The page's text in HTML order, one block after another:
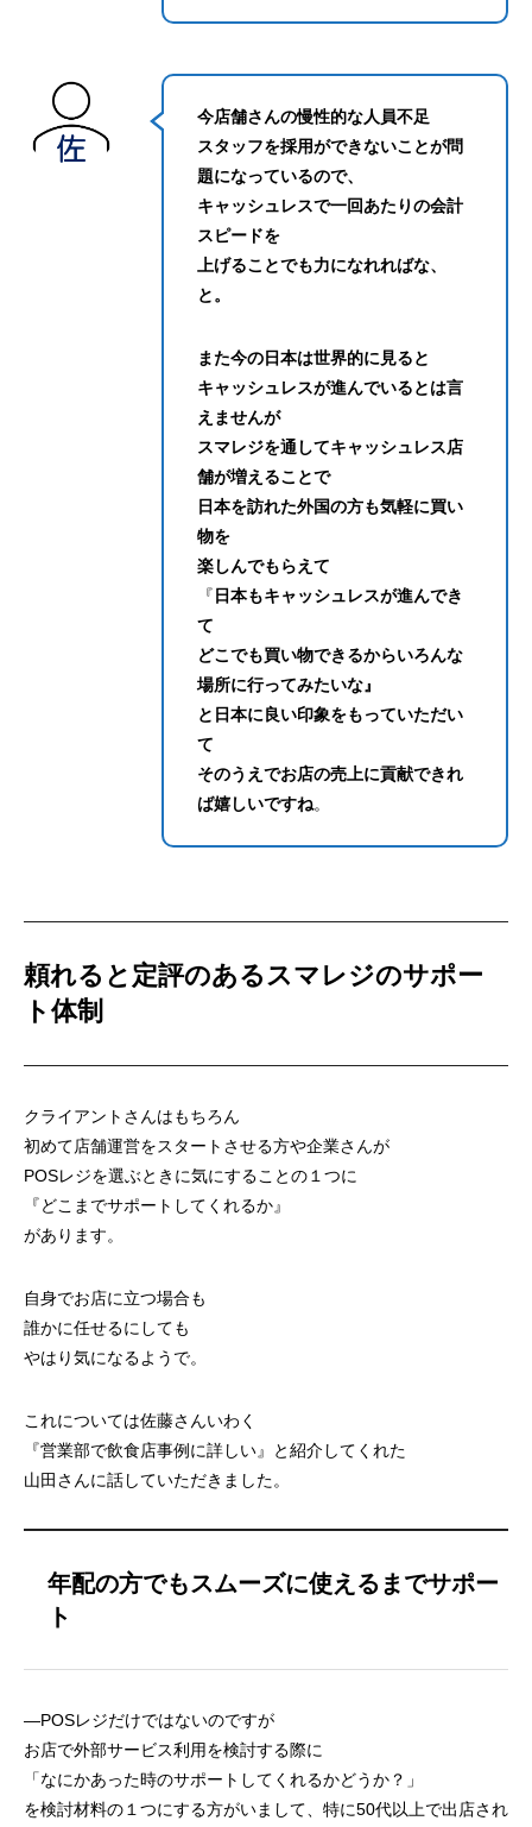
今店舗さんの慢性的な人員不足
スタッフを採用ができないことが問
題になっているので、
キャッシュレスで一回あたりの会計
スピードを
上げることでも力になれればな、
と。
また今の日本は世界的に見ると
キャッシュレスが進んでいるとは言
えませんが
スマレジを通してキャッシュレス店
舗が増えることで
日本を訪れた外国の方も気軽に買い
物を
楽しんでもらえて
『 日本もキャッシュレスが進んでき
て
どこでも買い物できるからいろんな
場所に行ってみたいな』
と日本に良い印象をもっていただい
て
そのうえでお店の売上に貢献できれ
ば嬉しいですね。
頼れると定評のあるスマレジのサポー
ト体制
クライアントさんはもちろん
初めて店舗運営をスタートさせる方や企業さんが
POSレジを選ぶときに気にすることの１つに
『どこまでサポートしてくれるか』
があります。
自身でお店に立つ場合も
誰かに任せるにしても
やはり気になるようで。
これについては佐藤さんいわく
『営業部で飲食店事例に詳しい』と紹介してくれた
山田さんに話していただきました。
年配の方でもスムーズに使えるまでサポー
ト
—POSレジだけではないのですが
お店で外部サービス利用を検討する際に
「なにかあった時のサポートしてくれるかどうか？」
を検討材料の１つにする方がいまして、特に50代以上で出店され